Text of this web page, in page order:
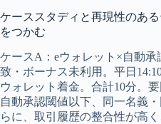
ケーススタディと再現性のあ
をつかむ
ケースA：eウォレット×自動
致・ボーナス未利用。平日
ウォレット着金。合計10分。要
自動承認閾値以下、同一名義
らに、取引履歴の整合性が高